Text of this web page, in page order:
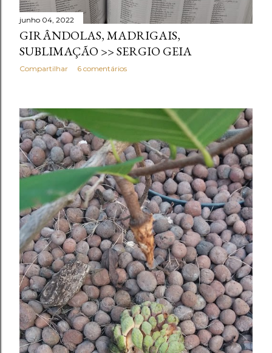
junho 04, 2022
GIRÂNDOLAS, MADRIGAIS,
SUBLIMAÇÃO >> SERGIO GEIA
Compartilhar 6 comentários